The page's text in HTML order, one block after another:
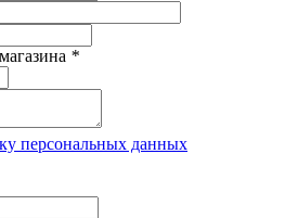
*
персональных данных